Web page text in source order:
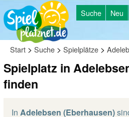
Suche Neu
Start > Suche > Spielplätze >
Spielplatz in
finden
In Adelebsen (Eberhausen)